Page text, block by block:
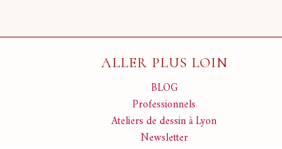
ALLER PLUS LOIN
BLOG
Professionnels
Ateliers de dessin à Lyon
Newsletter